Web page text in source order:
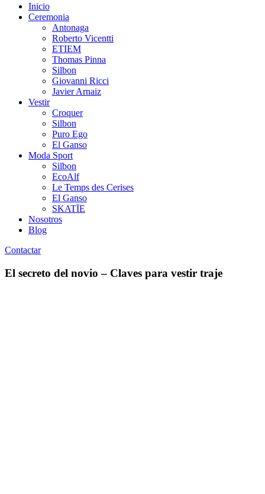
Inicio
Ceremonia
Antonaga
Roberto Vicentti
ETIEM
Thomas Pinna
Silbon
Giovanni Ricci
Javier Arnaiz
Vestir
Croquer
Silbon
Puro Ego
El Ganso
Moda Sport
Silbon
EcoAlf
Le Temps des Cerises
El Ganso
SKATÏE
Nosotros
Blog
Contactar
El secreto del novio – Claves para vestir traje